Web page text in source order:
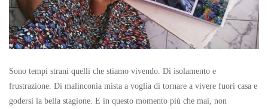
Sono tempi strani quelli che stiamo vivendo. Di isolamento e
frustrazione. Di malinconia mista a voglia di tornare a vivere fuori casa e
godersi la bella stagione. E in questo momento più che mai, non